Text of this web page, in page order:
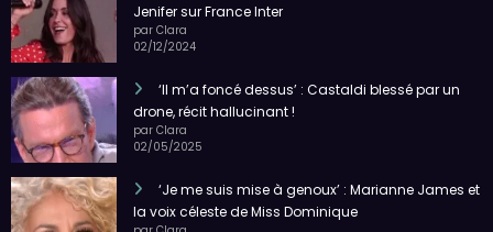
Jenifer sur France Inter
par Clara
02/12/2024
‘Il m’a foncé dessus’ : Castaldi blessé par un
drone, récit hallucinant !
par Clara
02/05/2025
‘Je me suis mise à genoux’ : Marianne James et
la voix céleste de Miss Dominique